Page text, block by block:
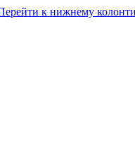
к нижнему